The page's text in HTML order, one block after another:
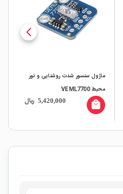
ماژول سنسور شدت روشنایی و نور
محیط VEML7700
5,420,000 ریال local_mall